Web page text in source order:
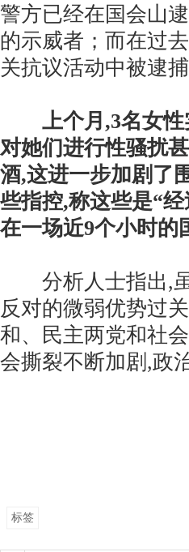
警方已经在国会山
的示威者；而在过
关抗议活动中被逮捕
上个月,3名女
对她们进行性骚扰
酒,这进一步加剧了
些指控,称这些是“
在一场近9个小时的
分析人士指出,虽
反对的微弱优势过
和、民主两党和社
会撕裂不断加剧,政
标签